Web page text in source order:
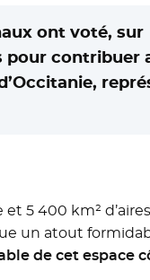
ont voté, sur
pour contribuer
5 400 km²
un atout
de cet espace